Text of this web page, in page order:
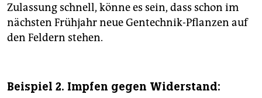
Zulassung schnell, könne es sein, dass schon im
nächsten Frühjahr neue Gentechnik-Pflanzen auf
den Feldern stehen.
Beispiel 2. Impfen gegen Widerstand: